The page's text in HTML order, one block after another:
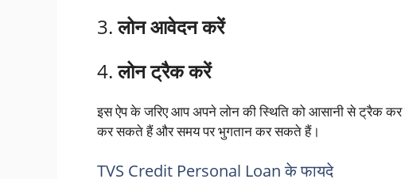
3.लोन आवेदन करें
4.लोन ट्रैक करें
इस ऐप के जरिए आप अपने लोन की स्थिति को आसानी से ट्रैक
कर सकते हैं और समय पर भुगतान कर सकते हैं।
TVS Credit Personal Loan के फायदे